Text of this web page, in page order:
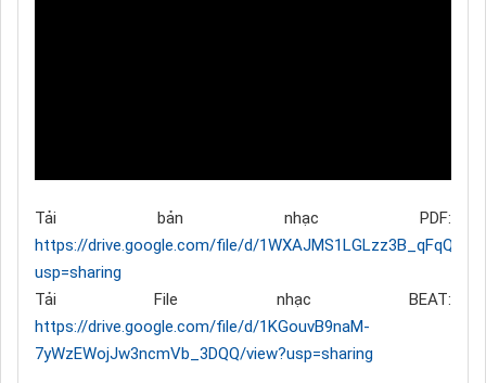
Tải bản nhạc PDF:
https://drive.google.com/file/d/
usp=sharing
Tải File nhạc BEAT:
https://drive.google.com/file/d/1KGouvB9naM-
7yWzEWojJw3ncmVb_3DQQ/view?usp=sharing